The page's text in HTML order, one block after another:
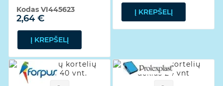
2,64 €
Kodas VI445623
Į KREPŠELĮ
Į KREPŠELĮ